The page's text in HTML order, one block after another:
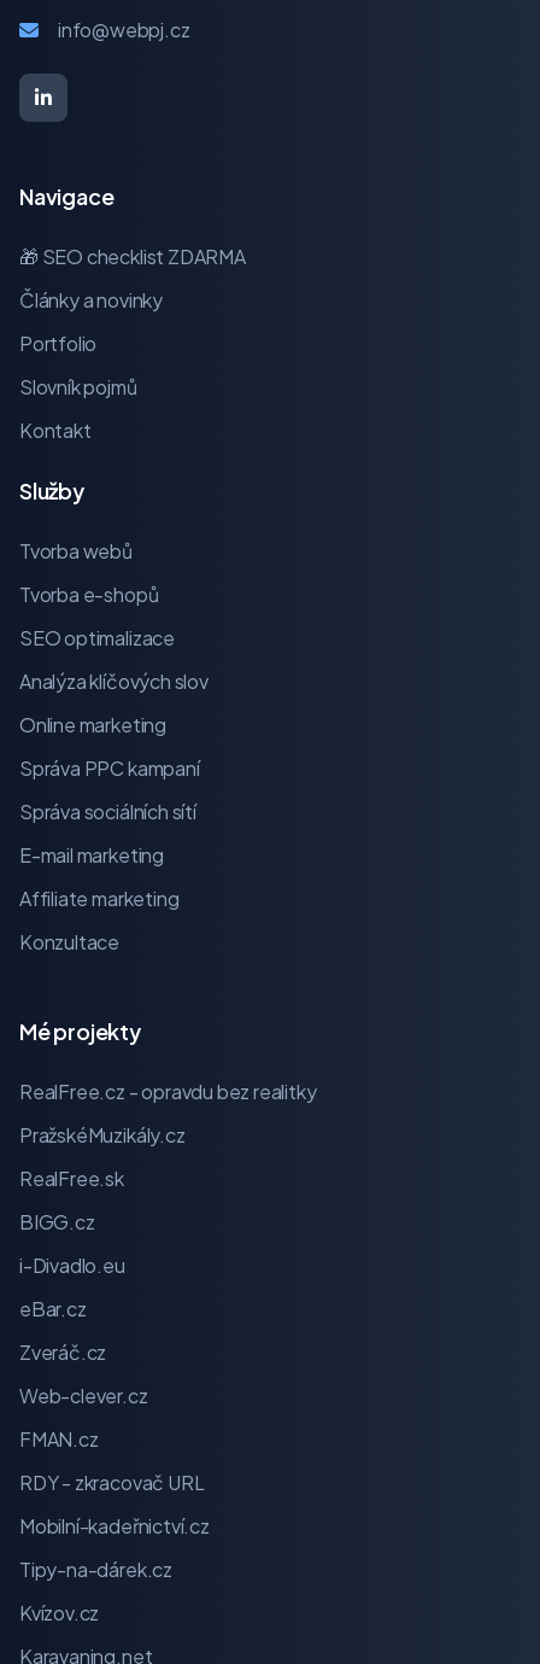
info@webpj.cz
Navigace
🎁 SEO checklist ZDARMA
Články a novinky
Portfolio
Slovník pojmů
Kontakt
Služby
Tvorba webů
Tvorba e-shopů
SEO optimalizace
Analýza klíčových slov
Online marketing
Správa PPC kampaní
Správa sociálních sítí
E-mail marketing
Affiliate marketing
Konzultace
Mé projekty
RealFree.cz - opravdu bez realitky
PražskéMuzikály.cz
RealFree.sk
BIGG.cz
i-Divadlo.eu
eBar.cz
Zveráč.cz
Web-clever.cz
FMAN.cz
RDY - zkracovač URL
Mobilní-kadeřnictví.cz
Tipy-na-dárek.cz
Kvízov.cz
Karavaning.net